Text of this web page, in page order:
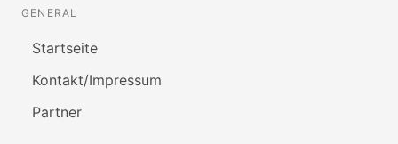
GENERAL
Startseite
Kontakt/Impressum
Partner